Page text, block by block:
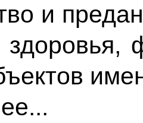
и
здоровья,